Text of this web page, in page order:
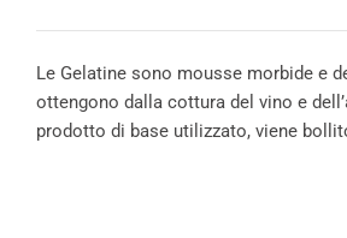
Le Gelatine sono mousse morbide e
ottengono dalla cottura del vino e
prodotto di base utilizzato, viene